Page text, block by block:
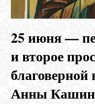
25 июня —
и второе
Анны